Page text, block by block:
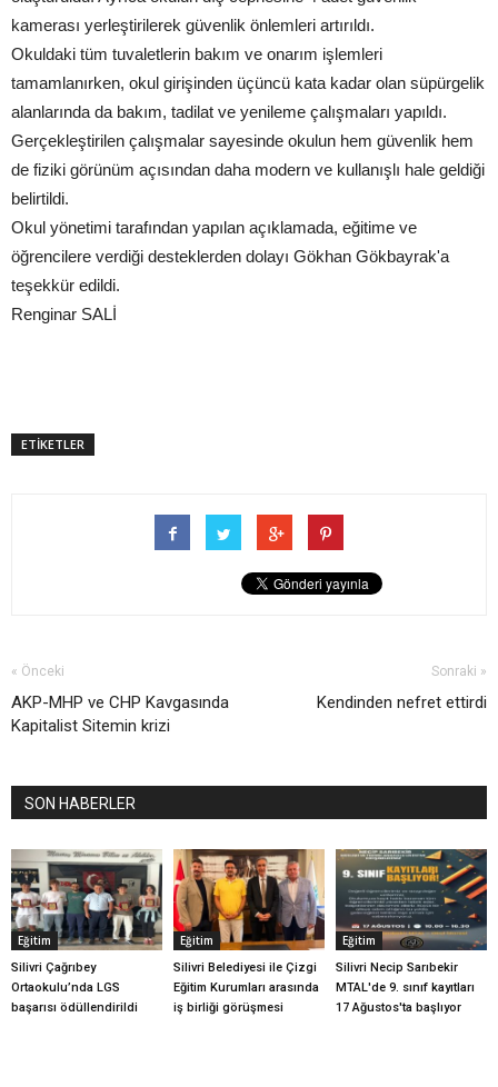
kamerası yerleştirilerek güvenlik önlemleri artırıldı.
Okuldaki tüm tuvaletlerin bakım ve onarım işlemleri
tamamlanırken, okul girişinden üçüncü kata kadar olan süpürgelik
alanlarında da bakım, tadilat ve yenileme çalışmaları yapıldı.
Gerçekleştirilen çalışmalar sayesinde okulun hem güvenlik hem
de fiziki görünüm açısından daha modern ve kullanışlı hale geldiği
belirtildi.
Okul yönetimi tarafından yapılan açıklamada, eğitime ve
öğrencilere verdiği desteklerden dolayı Gökhan Gökbayrak'a
teşekkür edildi.
Renginar SALİ
ETİKETLER
« Önceki
AKP-MHP ve CHP Kavgasında
Kapitalist Sitemin krizi
Sonraki »
Kendinden nefret ettirdi
SON HABERLER
Eğitim
Silivri Çağrıbey
Ortaokulu’nda LGS
başarısı ödüllendirildi
Eğitim
Silivri Belediyesi ile Çizgi
Eğitim Kurumları arasında
iş birliği görüşmesi
Eğitim
Silivri Necip Sarıbekir
MTAL'de 9. sınıf kayıtları
17 Ağustos'ta başlıyor